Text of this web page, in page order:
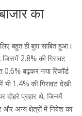
का
बहुत ही बुरा साबित हुआ।
जिसमें 2.8% की गिरावट
बढ़कर नया रिकॉर्ड
1.4% की गिरावट देखी
दोहरे प्रहार थे, जिनमें
और अन्य क्षेत्रों में निवेश का